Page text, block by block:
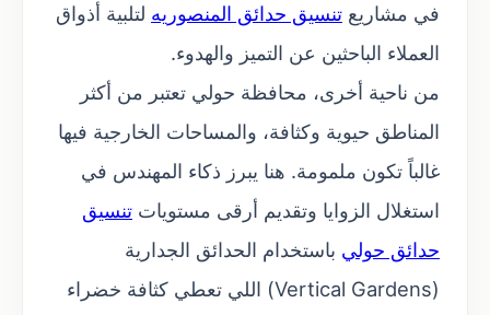
في مشاريع تنسيق حدائق المنصوريه لتلبية أذواق
العملاء الباحثين عن التميز والهدوء.
من ناحية أخرى، محافظة حولي تعتبر من أكثر
المناطق حيوية وكثافة، والمساحات الخارجية فيها
غالباً تكون ملمومة. هنا يبرز ذكاء المهندس في
استغلال الزوايا وتقديم أرقى مستويات تنسيق
حدائق حولي باستخدام الحدائق الجدارية
(Vertical Gardens) اللي تعطي كثافة خضراء